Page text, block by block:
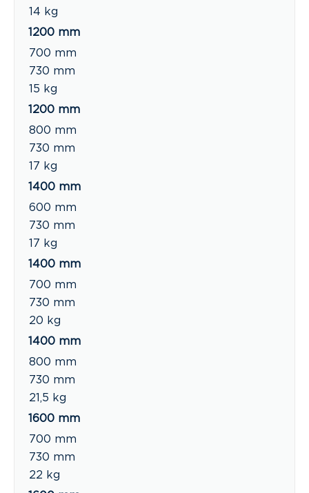
14 kg
1200 mm
700 mm
730 mm
15 kg
1200 mm
800 mm
730 mm
17 kg
1400 mm
600 mm
730 mm
17 kg
1400 mm
700 mm
730 mm
20 kg
1400 mm
800 mm
730 mm
21,5 kg
1600 mm
700 mm
730 mm
22 kg